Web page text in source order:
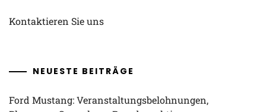
Kontaktieren Sie uns
NEUESTE BEITRÄGE
Ford Mustang: Veranstaltungsbelohnungen,